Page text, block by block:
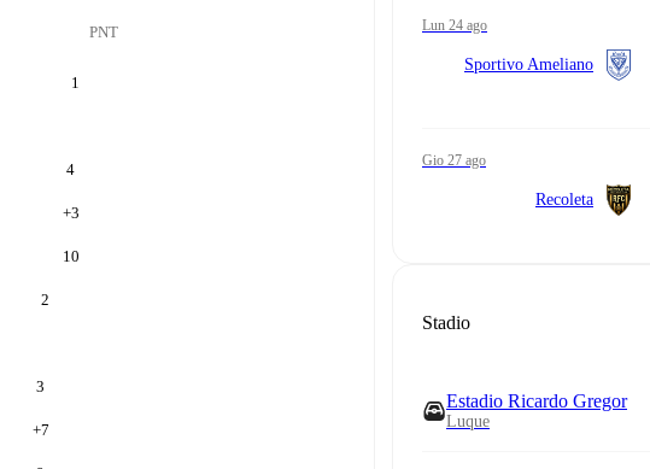
PNT
1
4
+3
10
2
3
+7
lun 24 ago
Sportivo Ameliano
gio 27 ago
Recoleta
Stadio
Estadio Ricardo Gregor
Luque